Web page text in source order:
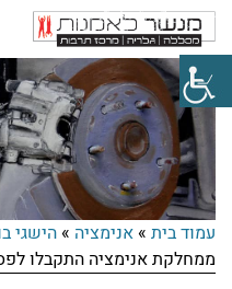
עמוד בית »אנימציה »הישגי
ממחלקת אנימציה התקבלו